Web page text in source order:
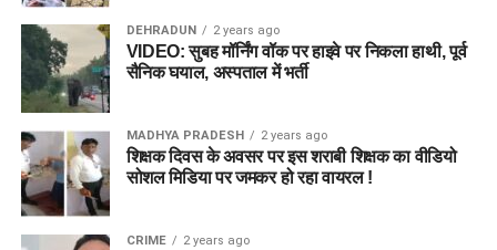
DEHRADUN 2 years ago
VIDEO: सुबह मॉर्निंग वॉक पर हाइवे पर निकला हाथी, पूर्व
सैनिक घयाल, अस्पताल में भर्ती
MADHYA PRADESH 2 years ago
शिक्षक दिवस के अवसर पर इस शराबी शिक्षक का वीडियो
सोशल मिडिया पर जमकर हो रहा वायरल !
CRIME 2 years ago